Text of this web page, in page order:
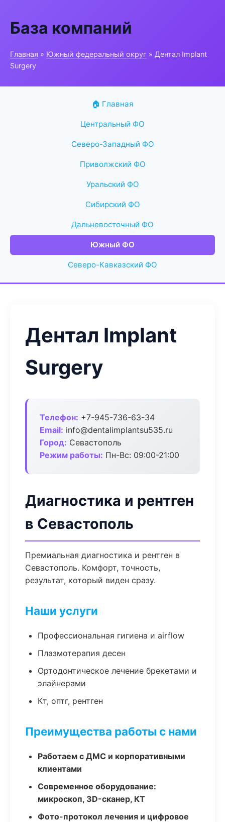
База компаний
Главная » Южный федеральный округ » Дентал Implant
Surgery
🏠 Главная
Центральный ФО
Северо-Западный ФО
Приволжский ФО
Уральский ФО
Сибирский ФО
Дальневосточный ФО
Южный ФО
Северо-Кавказский ФО
Дентал Implant
Surgery
Телефон: +7-945-736-63-34
Email: info@dentalimplantsu535.ru
Город: Севастополь
Режим работы: Пн-Вс: 09:00-21:00
Диагностика и рентген
в Севастополь
Премиальная диагностика и рентген в
Севастополь. Комфорт, точность,
результат, который виден сразу.
Наши услуги
Профессиональная гигиена и airflow
Плазмотерапия десен
Ортодонтическое лечение брекетами и
элайнерами
Кт, оптг, рентген
Преимущества работы с нами
Работаем с ДМС и корпоративными
клиентами
Современное оборудование:
микроскоп, 3D-сканер, КТ
Фото-протокол лечения и цифровое